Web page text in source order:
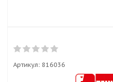
Артикул: 816036